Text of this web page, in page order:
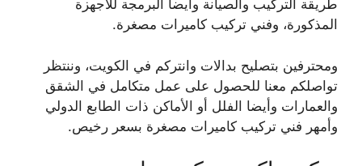
طريقة التركيب والصيانة وأيضا البرمجة للأجهزة
المذكورة، وفني تركيب كاميرات مصغرة.
ومحترفين بتصليح بدالات وانتركم في الكويت، وننتظر
تواصلكم معنا للحصول على عمل متكامل في الشقق
والعمارات وأيضا الفلل أو الأماكن ذات الطابع الدولي
وأمهر فني تركيب كاميرات مصغرة بسعر رخيص.